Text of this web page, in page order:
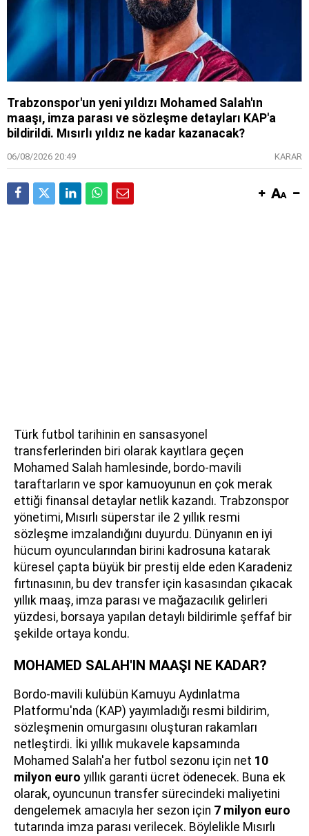
Trabzonspor'un yeni yıldızı Mohamed Salah'ın
maaşı, imza parası ve sözleşme detayları KAP'a
bildirildi. Mısırlı yıldız ne kadar kazanacak?
06/08/2026 20:49 KARAR
Türk futbol tarihinin en sansasyonel
transferlerinden biri olarak kayıtlara geçen
Mohamed Salah hamlesinde, bordo-mavili
taraftarların ve spor kamuoyunun en çok merak
ettiği finansal detaylar netlik kazandı. Trabzonspor
yönetimi, Mısırlı süperstar ile 2 yıllık resmi
sözleşme imzalandığını duyurdu. Dünyanın en iyi
hücum oyuncularından birini kadrosuna katarak
küresel çapta büyük bir prestij elde eden Karadeniz
fırtınasının, bu dev transfer için kasasından çıkacak
yıllık maaş, imza parası ve mağazacılık gelirleri
yüzdesi, borsaya yapılan detaylı bildirimle şeffaf bir
şekilde ortaya kondu.
MOHAMED SALAH'IN MAAŞI NE KADAR?
Bordo-mavili kulübün Kamuyu Aydınlatma
Platformu'nda (KAP) yayımladığı resmi bildirim,
sözleşmenin omurgasını oluşturan rakamları
netleştirdi. İki yıllık mukavele kapsamında
Mohamed Salah'a her futbol sezonu için net 10
milyon euro yıllık garanti ücret ödenecek. Buna ek
olarak, oyuncunun transfer sürecindeki maliyetini
dengelemek amacıyla her sezon için 7 milyon euro
tutarında imza parası verilecek. Böylelikle Mısırlı